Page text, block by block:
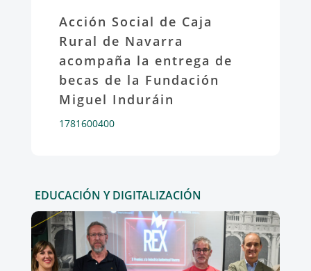
Acción Social de Caja
Rural de Navarra
acompaña la entrega de
becas de la Fundación
Miguel Induráin
1781600400
EDUCACIÓN Y DIGITALIZACIÓN